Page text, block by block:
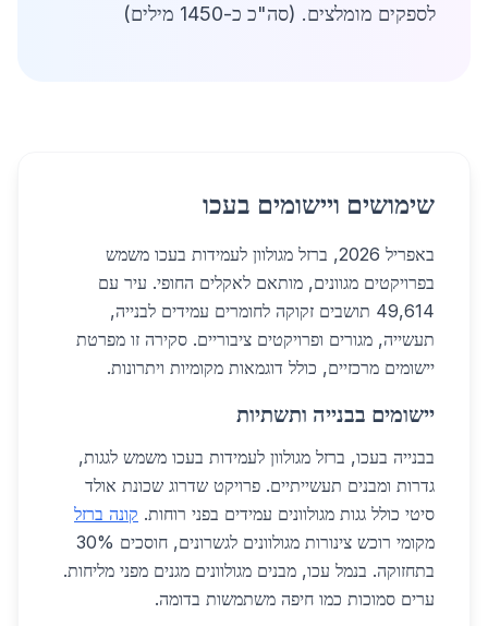
לספקים מומלצים. (סה"כ כ-1450 מילים)
שימושים ויישומים בעכו
באפריל 2026, ברזל מגולוון לעמידות בעכו משמש
בפרויקטים מגוונים, מותאם לאקלים החופי. עיר עם
49,614 תושבים זקוקה לחומרים עמידים לבנייה,
תעשייה, מגורים ופרויקטים ציבוריים. סקירה זו מפרטת
יישומים מרכזיים, כולל דוגמאות מקומיות ויתרונות.
יישומים בבנייה ותשתיות
בבנייה בעכו, ברזל מגולוון לעמידות בעכו משמש לגגות,
גדרות ומבנים תעשייתיים. פרויקט שדרוג שכונת אולד
סיטי כולל גגות מגולוונים עמידים בפני רוחות. קונה ברזל
מקומי רוכש צינורות מגולוונים לגשרונים, חוסכים 30%
בתחזוקה. בנמל עכו, מבנים מגולוונים מגנים מפני מליחות.
ערים סמוכות כמו חיפה משתמשות בדומה.